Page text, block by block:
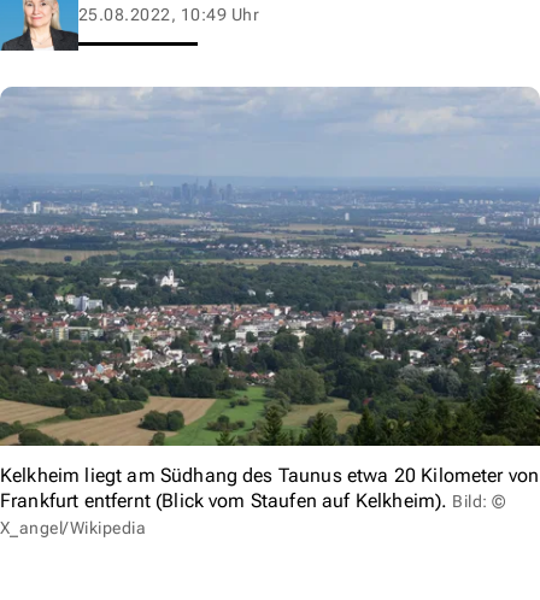
25.08.2022, 10:49 Uhr
Kelkheim liegt am Südhang des Taunus etwa 20 Kilometer von
Frankfurt entfernt (Blick vom Staufen auf Kelkheim). Bild: ©
X_angel/Wikipedia